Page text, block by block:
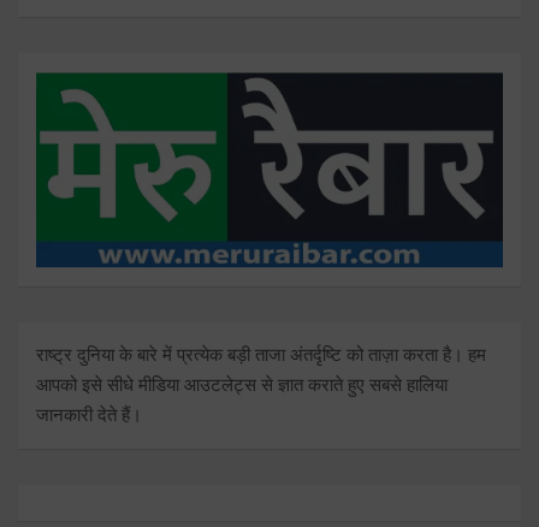
राष्ट्र दुनिया के बारे में प्रत्येक बड़ी ताजा अंतर्दृष्टि को ताज़ा करता है। हम
आपको इसे सीधे मीडिया आउटलेट्स से ज्ञात कराते हुए सबसे हालिया
जानकारी देते हैं।